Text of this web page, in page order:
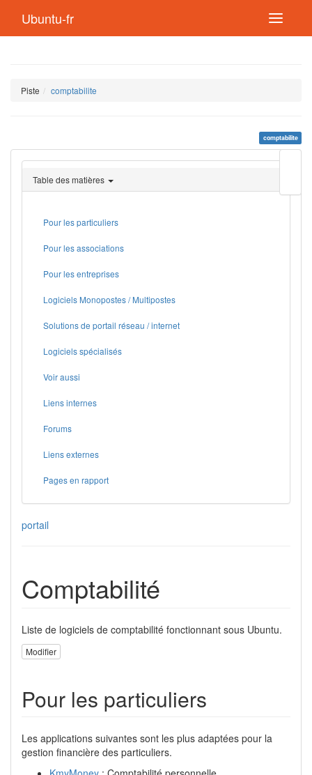
Ubuntu-fr
Piste comptabilite
comptabilite
page
Table des matières
Pour les particuliers
Pour les associations
Pour les entreprises
Logiciels Monopostes / Multipostes
Solutions de portail réseau / internet
Logiciels spécialisés
Voir aussi
Liens internes
Forums
Liens externes
Pages en rapport
portail
Comptabilité
Liste de logiciels de comptabilité fonctionnant sous Ubuntu.
Modifier
Pour les particuliers
Les applications suivantes sont les plus adaptées pour la
gestion financière des particuliers.